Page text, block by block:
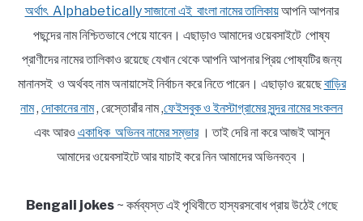
অর্থাৎ Alphabetically সাজানো এই বাংলা নামের তালিকায়আপনি আপনার
পছন্দের নাম নিশ্চিতভাবে পেয়ে যাবেন। এছাড়াও আমাদের ওয়েবসাইটে পোষ্য
প্রাণীদের নামের তালিকাও রয়েছে যেখান থেকে আপনি আপনার প্রিয় পোষ্যটির জন্য
মানানসই ও অর্থবহ নাম অনায়াসেই নির্বাচন করে নিতে পারেন। এছাড়াও রয়েছেবাড়ির
নাম, দোকানের নাম, রেস্তোরাঁর নাম ,ফেইসবুক ও ইনস্টাগ্রামের সুন্দর নামের সংকলন
এবং আরও একাধিক অভিনব নামের সম্ভার। তাই দেরি না করে আজই আসুন
আমাদের ওয়েবসাইটে আর যাচাই করে নিন আমাদের অভিনবত্ব ।
Bengali jokes~ কর্মব্যস্ত এই পৃথিবীতে হাস্যরসবোধ প্রায় উঠেই গেছে